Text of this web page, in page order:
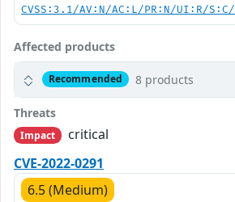
CVSS:3.1/AV:N/AC:L/PR:N/UI:R/
Affected products
Recommended 8 products
Threats
Impact
critical
CVE-2022-0291
6.5 (Medium)